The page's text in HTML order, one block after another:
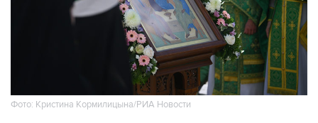
Фото: Кристина Кормилицына/РИА Новости